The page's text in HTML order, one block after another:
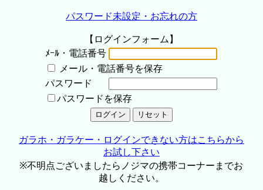
パスワード未設定・お忘れの方
【ログインフォーム】
ﾒｰﾙ・電話番号
メール・電話番号を保存
パスワード
パスワードを保存
ガラホ・ガラケー・ログインできない方はこちらから
お試し下さい
※不明点ございましたらノジマの携帯コーナーまでお
越しください。